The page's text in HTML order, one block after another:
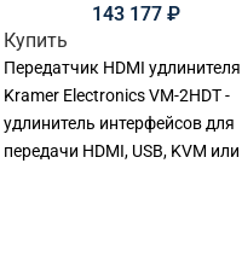
143 177 ₽
Купить
Передатчик HDMI удлинителя
Kramer Electronics VM-2HDT -
удлинитель интерфейсов для
передачи HDMI, USB, KVM или